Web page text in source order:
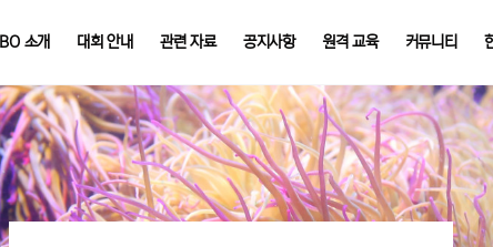
IBO 소개 대회 안내 관련 자료 공지사항 원격 교육 커뮤니티